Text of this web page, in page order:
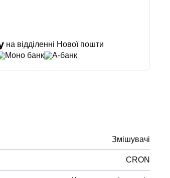
на відділенні Нової пошти
Моно банк А-банк
Змішувачі
CRON